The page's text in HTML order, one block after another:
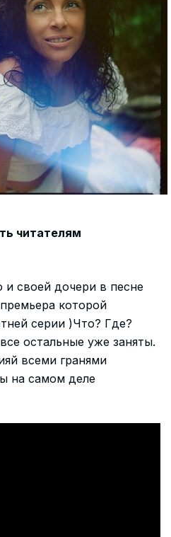
читателям
своей дочери в песне
которой
серии )Что? Где?
остальные уже заняты.
всеми гранями
на самом деле